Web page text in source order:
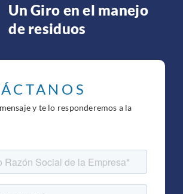
Un Giro en el manejo
de residuos
y te lo responderemos a la